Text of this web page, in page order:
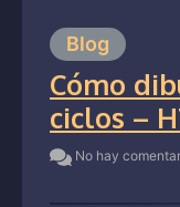
Blog
Cómo
ciclos –
No hay